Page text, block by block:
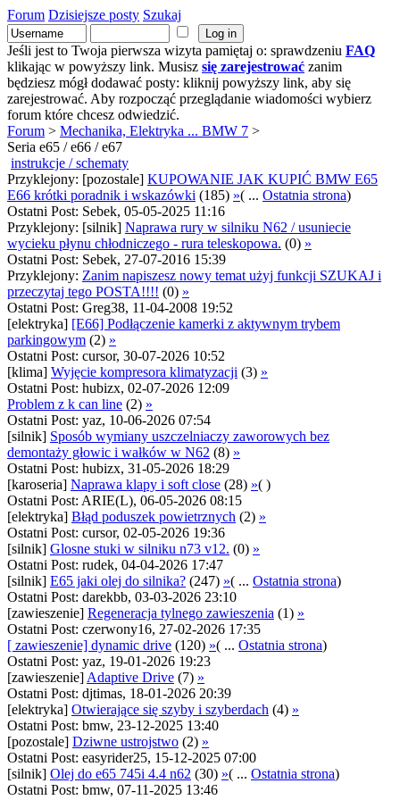
Forum Dzisiejsze posty Szukaj
Jeśli jest to Twoja pierwsza wizyta pamiętaj o: sprawdzeniu FAQ
klikając w powyższy link. Musisz się zarejestrować zanim
będziesz mógł dodawać posty: kliknij powyższy link, aby się
zarejestrować. Aby rozpocząć przeglądanie wiadomości wybierz
forum które chcesz odwiedzić.
Forum > Mechanika, Elektryka ... BMW 7 >
Seria e65 / e66 / e67
instrukcje / schematy
Przyklejony: [pozostale] KUPOWANIE JAK KUPIĆ BMW E65
E66 krótki poradnik i wskazówki (185) »( ... Ostatnia strona)
Ostatni Post: Sebek, 05-05-2025 11:16
Przyklejony: [silnik] Naprawa rury w silniku N62 / usuniecie
wycieku płynu chłodniczego - rura teleskopowa. (0) »
Ostatni Post: Sebek, 27-07-2016 15:39
Przyklejony: Zanim napiszesz nowy temat użyj funkcji SZUKAJ i
przeczytaj tego POSTA!!!! (0) »
Ostatni Post: Greg38, 11-04-2008 19:52
[elektryka] [E66] Podłączenie kamerki z aktywnym trybem
parkingowym (2) »
Ostatni Post: cursor, 30-07-2026 10:52
[klima] Wyjęcie kompresora klimatyzacji (3) »
Ostatni Post: hubizx, 02-07-2026 12:09
Problem z k can line (2) »
Ostatni Post: yaz, 10-06-2026 07:54
[silnik] Sposób wymiany uszczelniaczy zaworowych bez
demontaży głowic i wałków w N62 (8) »
Ostatni Post: hubizx, 31-05-2026 18:29
[karoseria] Naprawa klapy i soft close (28) »( )
Ostatni Post: ARIE(L), 06-05-2026 08:15
[elektryka] Błąd poduszek powietrznych (2) »
Ostatni Post: cursor, 02-05-2026 19:36
[silnik] Glosne stuki w silniku n73 v12. (0) »
Ostatni Post: rudek, 04-04-2026 17:47
[silnik] E65 jaki olej do silnika? (247) »( ... Ostatnia strona)
Ostatni Post: darekbb, 03-03-2026 23:10
[zawieszenie] Regeneracja tylnego zawieszenia (1) »
Ostatni Post: czerwony16, 27-02-2026 17:35
[ zawieszenie] dynamic drive (120) »( ... Ostatnia strona)
Ostatni Post: yaz, 19-01-2026 19:23
[zawieszenie] Adaptive Drive (7) »
Ostatni Post: djtimas, 18-01-2026 20:39
[elektryka] Otwierające się szyby i szyberdach (4) »
Ostatni Post: bmw, 23-12-2025 13:40
[pozostale] Dziwne ustrojstwo (2) »
Ostatni Post: easyrider25, 15-12-2025 07:00
[silnik] Olej do e65 745i 4.4 n62 (30) »( ... Ostatnia strona)
Ostatni Post: bmw, 07-11-2025 13:46